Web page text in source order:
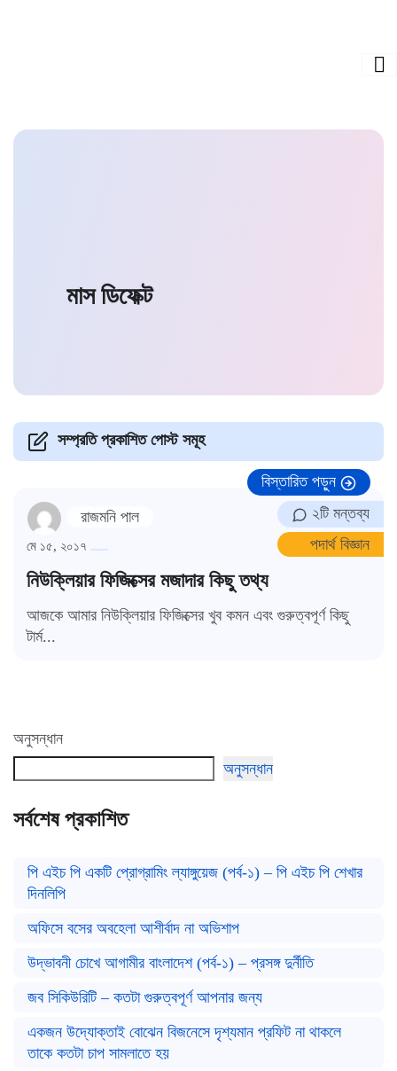
মাস ডিফেক্ট
সম্প্রতি প্রকাশিত পোস্ট সমূহ
রাজমনি পাল
২টি মন্তব্য
পদার্থ বিজ্ঞান
বিস্তারিত পড়ুন
মে ১৫, ২০১৭
নিউক্লিয়ার ফিজিক্সের মজাদার কিছু তথ্য
আজকে আমার নিউক্লিয়ার ফিজিক্সের খুব কমন এবং গুরুত্বপূর্ণ কিছু
টার্ম...
অনুসন্ধান
অনুসন্ধান
সর্বশেষ প্রকাশিত
পি এইচ পি একটি প্রোগ্রামিং ল্যাঙ্গুয়েজ (পর্ব-১) – পি এইচ পি শেখার
দিনলিপি
অফিসে বসের অবহেলা আশীর্বাদ না অভিশাপ
উদ্ভাবনী চোখে আগামীর বাংলাদেশ (পর্ব-১) – প্রসঙ্গ দুর্নীতি
জব সিকিউরিটি – কতটা গুরুত্বপূর্ণ আপনার জন্য
একজন উদ্যোক্তাই বোঝেন বিজনেসে দৃশ্যমান প্রফিট না থাকলে
তাকে কতটা চাপ সামলাতে হয়